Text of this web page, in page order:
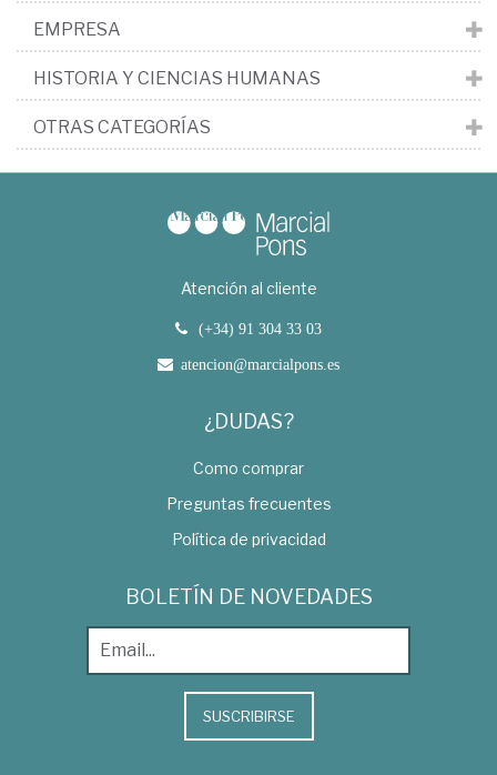
EMPRESA
HISTORIA Y CIENCIAS HUMANAS
OTRAS CATEGORÍAS
Atención al cliente
(+34) 91 304 33 03
atencion@marcialpons.es
¿DUDAS?
Como comprar
Preguntas frecuentes
Política de privacidad
BOLETÍN DE NOVEDADES
SUSCRIBIRSE